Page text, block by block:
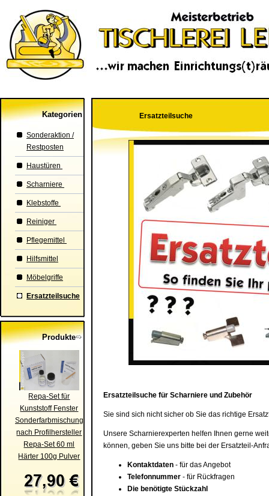
Kategorien
Sonderaktion /
Restposten
Haustüren
Scharniere
Klebstoffe
Reiniger
Pflegemittel
Hilfsmittel
Möbelgriffe
Ersatzteilsuche
Produkte
Repa-Set für
Kunststoff Fenster
Sonderfarbmischung
nach Profilhersteller
Repa-Set 60 ml
Härter 100g Pulver
Ersatzteilsuche
Ersatzteilsuche für Scharniere und Zubehör
Sie sind sich nicht sicher ob Sie das richtige
Unsere Scharnierexperten helfen Ihnen gerne
können, geben Sie uns bitte bei der Ersatzteil-
Kontaktdaten - für das Angebot
Telefonnummer - für Rückfragen
Die benötigte Stückzahl